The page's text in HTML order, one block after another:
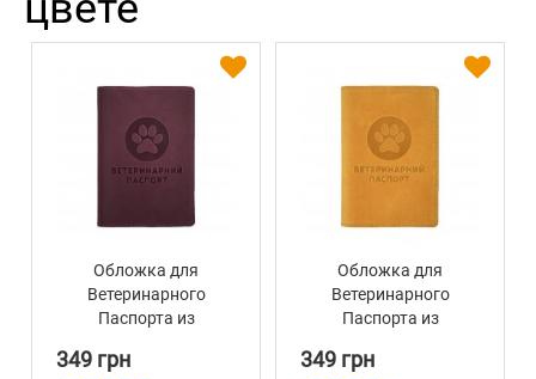
Обложка для
Ветеринарного
Паспорта из
Barksi Бордовая
349 грн
Обложка для
Ветеринарного
Паспорта из
Barksi Желтая
349 грн